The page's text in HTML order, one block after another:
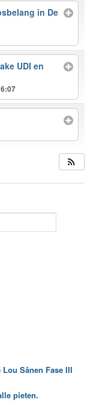
in De
UDI en
Sânen Fase III
pieten.